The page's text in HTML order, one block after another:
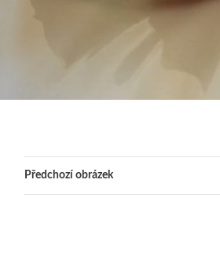
Předchozí obrázek